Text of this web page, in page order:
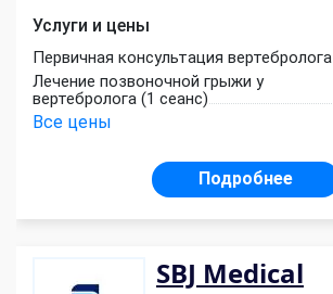
Услуги и цены
Первичная консультация вертебролога
Лечение позвоночной грыжи у
вертебролога (1 сеанс)
Все цены
Подробнее
SBJ Medical